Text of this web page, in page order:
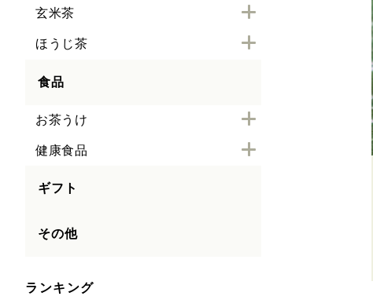
玄米茶
ほうじ茶
食品
お茶うけ
健康食品
ギフト
その他
ランキング